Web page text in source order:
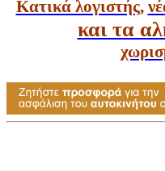
Κατικά λογιστής,
και τα